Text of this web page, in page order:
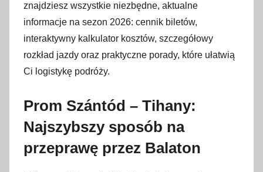
0
2
znajdziesz wszystkie niezbędne, aktualne
informacje na sezon 2026: cennik biletów,
interaktywny kalkulator kosztów, szczegółowy
rozkład jazdy oraz praktyczne porady, które ułatwią
Ci logistykę podróży.
Prom Szántód – Tihany:
Najszybszy sposób na
przeprawę przez Balaton